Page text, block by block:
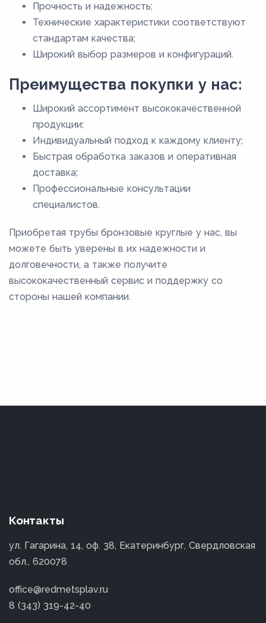
Прочность и надежность;
Технические характеристики соответствуют
стандартам качества;
Широкий выбор размеров и конфигураций.
Преимущества покупки у нас:
Широкий ассортимент высококачественной
продукции;
Индивидуальный подход к каждому клиенту;
Быстрая обработка заказов и оперативная
доставка;
Профессиональные консультации
специалистов.
Приобретая трубы бронзовые круглые у нас, вы
можете быть уверены в их надежности и
долговечности, а также получите
высококачественный сервис и поддержку со
стороны нашей компании.
Контакты
ул. Гагарина, 14, оф. 38, Екатеринбург, Свердловская
обл., 620078
office@redmetsplav.ru
8 (343) 319-42-40